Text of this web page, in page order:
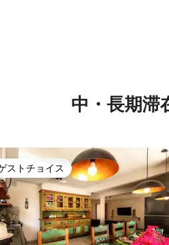
星中4.97つ星の平均評価
中・長期滞
評のゲストチョイスです。
ストチョイス